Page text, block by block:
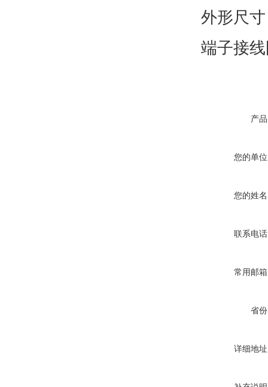
外形尺
端子接
产
您的单
您的姓
联系电
常用邮
省
详细地